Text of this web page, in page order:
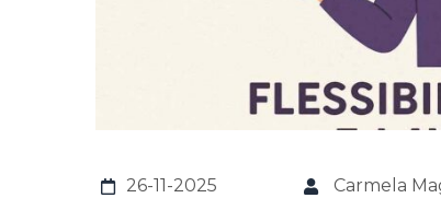
26-11-2025 Carmela